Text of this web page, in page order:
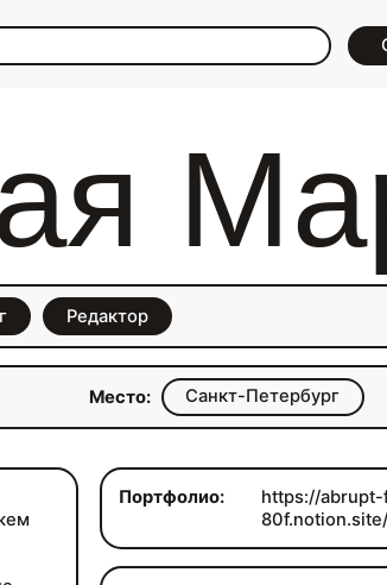
Редактор
Место: Санкт-Петербург
Портфолио:
https://